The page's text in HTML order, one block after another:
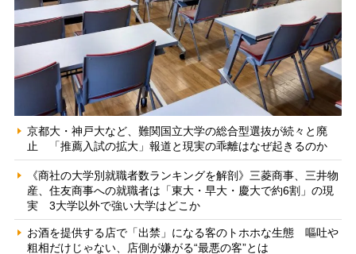
京都大・神戸大など、難関国立大学の総合型選抜が続々と廃
止 「推薦入試の拡大」報道と現実の乖離はなぜ起きるのか
《商社の大学別就職者数ランキングを解剖》三菱商事、三井物
産、住友商事への就職者は「東大・早大・慶大で約6割」の現
実 3大学以外で強い大学はどこか
お酒を提供する店で「出禁」になる客のトホホな生態 嘔吐や
粗相だけじゃない、店側が嫌がる“最悪の客”とは